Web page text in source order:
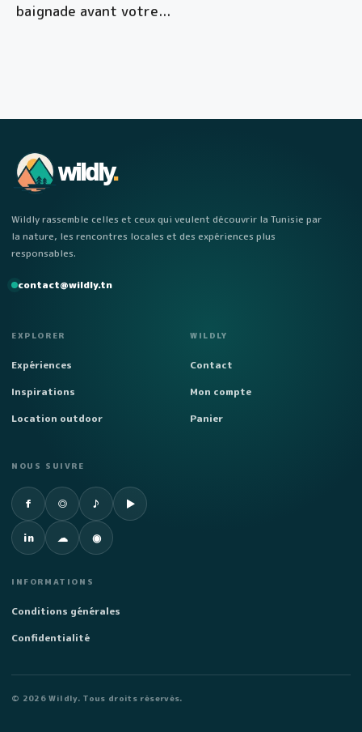
baignade avant votre...
wildly.
Wildly rassemble celles et ceux qui veulent découvrir la Tunisie par
la nature, les rencontres locales et des expériences plus
responsables.
contact@wildly.tn
EXPLORER
Expériences
Inspirations
Location outdoor
WILDLY
Contact
Mon compte
Panier
NOUS SUIVRE
f
Facebook◎
Instagram♪
TikTok ▶
YouTube
in
LinkedIn ☁
SoundCloud
◉
Spotify
INFORMATIONS
Conditions générales
Confidentialité
© 2026 Wildly. Tous droits réservés.